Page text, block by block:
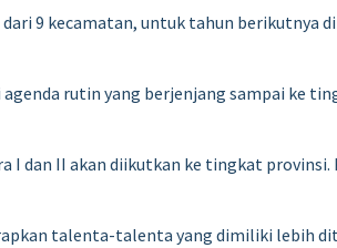
9 kecamatan, untuk tahun berikutnya
rutin yang berjenjang sampai ke
I dan II akan diikutkan ke tingkat provinsi.
talenta-talenta yang dimiliki lebih